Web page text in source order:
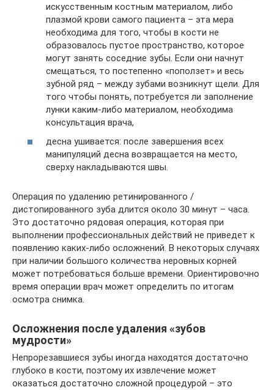
искусственным костным материалом, либо
плазмой крови самого пациента – эта мера
необходима для того, чтобы в кости не
образовалось пустое пространство, которое
могут занять соседние зубы. Если они начнут
смещаться, то постепенно «поползет» и весь
зубной ряд – между зубами возникнут щели. Для
того чтобы понять, потребуется ли заполнение
лунки каким-либо материалом, необходима
консультация врача,
десна ушивается: после завершения всех
манипуляций десна возвращается на место,
сверху накладываются швы.
Операция по удалению ретинированного /
дистопированного зуба длится около 30 минут – часа.
Это достаточно рядовая операция, которая при
выполнении профессиональных действий не приведет к
появлению каких-либо осложнений. В некоторых случаях
при наличии большого количества неровных корней
может потребоваться больше времени. Ориентировочно
время операции врач может определить по итогам
осмотра снимка.
Осложнения после удаления «зубов
мудрости»
Непрорезавшиеся зубы иногда находятся достаточно
глубоко в кости, поэтому их извлечение может
оказаться достаточно сложной процедурой – это